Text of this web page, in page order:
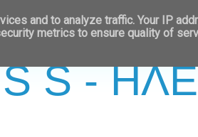
S S -
and to analyze traffic. Your IP
metrics to ensure quality of